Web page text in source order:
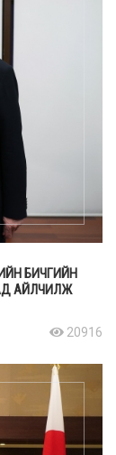
БИЧГИЙН
АЙЛЧИЛЖ
20916